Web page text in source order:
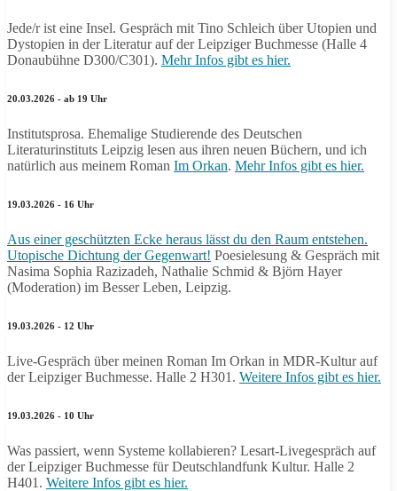
Jede/r ist eine Insel. Gespräch mit Tino Schleich über Utopien und
Dystopien in der Literatur auf der Leipziger Buchmesse (Halle 4
Donaubühne D300/C301). Mehr Infos gibt es hier.
20.03.2026 - ab 19 Uhr
Institutsprosa. Ehemalige Studierende des Deutschen
Literaturinstituts Leipzig lesen aus ihren neuen Büchern, und ich
natürlich aus meinem Roman Im Orkan. Mehr Infos gibt es hier.
19.03.2026 - 16 Uhr
Aus einer geschützten Ecke heraus lässt du den Raum entstehen.
Utopische Dichtung der Gegenwart! Poesielesung & Gespräch mit
Nasima Sophia Razizadeh, Nathalie Schmid & Björn Hayer
(Moderation) im Besser Leben, Leipzig.
19.03.2026 - 12 Uhr
Live-Gespräch über meinen Roman Im Orkan in MDR-Kultur auf
der Leipziger Buchmesse. Halle 2 H301. Weitere Infos gibt es hier.
19.03.2026 - 10 Uhr
Was passiert, wenn Systeme kollabieren? Lesart-Livegespräch auf
der Leipziger Buchmesse für Deutschlandfunk Kultur. Halle 2
H401. Weitere Infos gibt es hier.